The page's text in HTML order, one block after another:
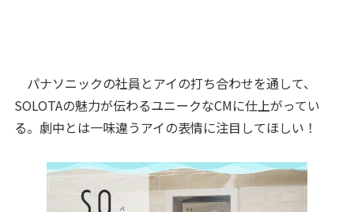
パナソニックの社員とアイの打ち合わせを通して、
SOLOTAの魅力が伝わるユニークなCMに仕上がってい
る。劇中とは一味違うアイの表情に注目してほしい！